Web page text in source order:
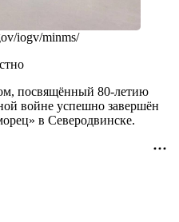
iogv/minms/
посвящённый 80-летию
войне успешно завершён
в Северодвинске.